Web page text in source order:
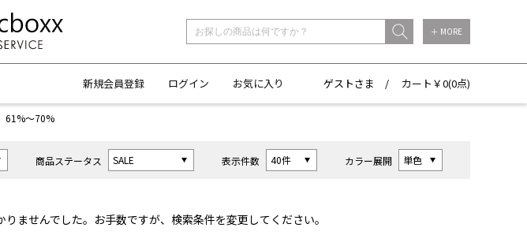
＋ MORE
新規会員登録 ログイン お気に入り ゲストさま / カート￥0(0点)
61%〜70%
商品ステータス 表示件数 カラー展開
ませんでした。お手数ですが、検索条件を変更してください。